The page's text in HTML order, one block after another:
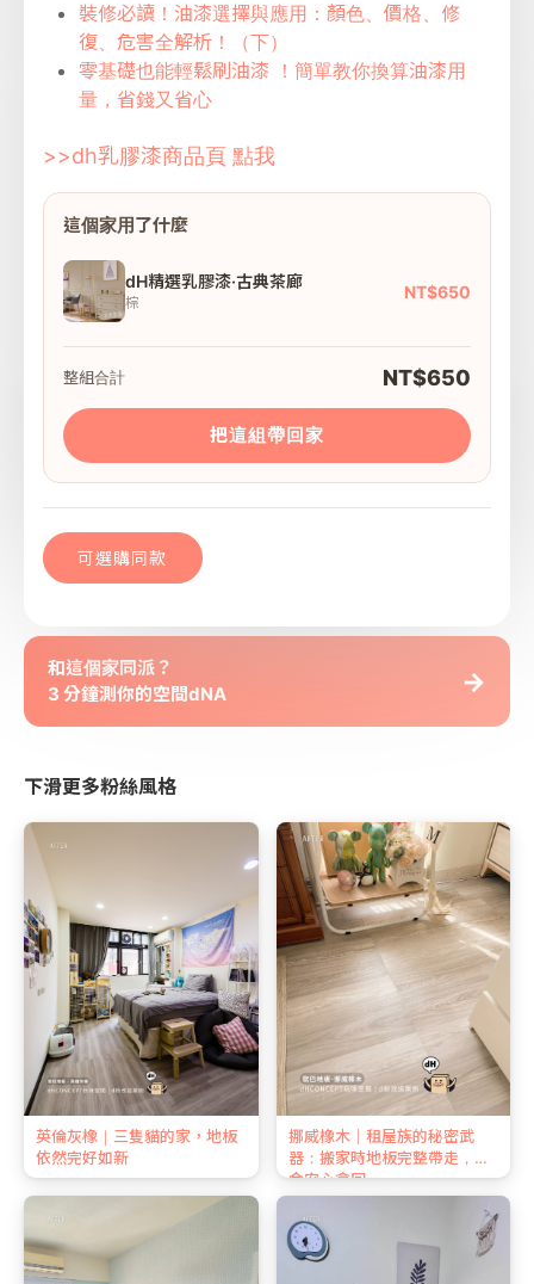
裝修必讀！油漆選擇與應用：顏色、價格、修
復、危害全解析！（下）
零基礎也能輕鬆刷油漆 ！簡單教你換算油漆用
量，省錢又省心
>>dh乳膠漆商品頁 點我
這個家用了什麼
dH精選乳膠漆·古典茶廊
棕
NT$650
整組合計 NT$650
把這組帶回家
可選購同款
和這個家同派？
3 分鐘測你的空間dNA
→
下滑更多粉絲風格
英倫灰橡｜三隻貓的家，地板
依然完好如新
挪威橡木｜租屋族的秘密武
器：搬家時地板完整帶走，押
金安心拿回